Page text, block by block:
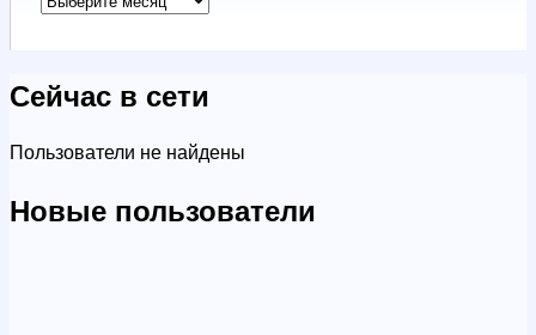
Сейчас в сети
Пользователи не найдены
Новые пользователи